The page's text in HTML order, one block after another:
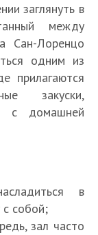
заглянуть в
между
Сан-Лоренцо
одним из
прилагаются
закуски,
с домашней
в
с собой;
зал часто